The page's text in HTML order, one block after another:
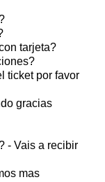
tarjeta?
ticket por favor
gracias
- Vais a recibir
mas